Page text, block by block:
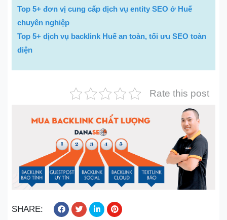
Top 5+ đơn vị cung cấp dịch vụ entity SEO ở Huế
chuyên nghiệp
Top 5+ dịch vụ backlink Huế an toàn, tối ưu SEO toàn
diện
Rate this post
SHARE: